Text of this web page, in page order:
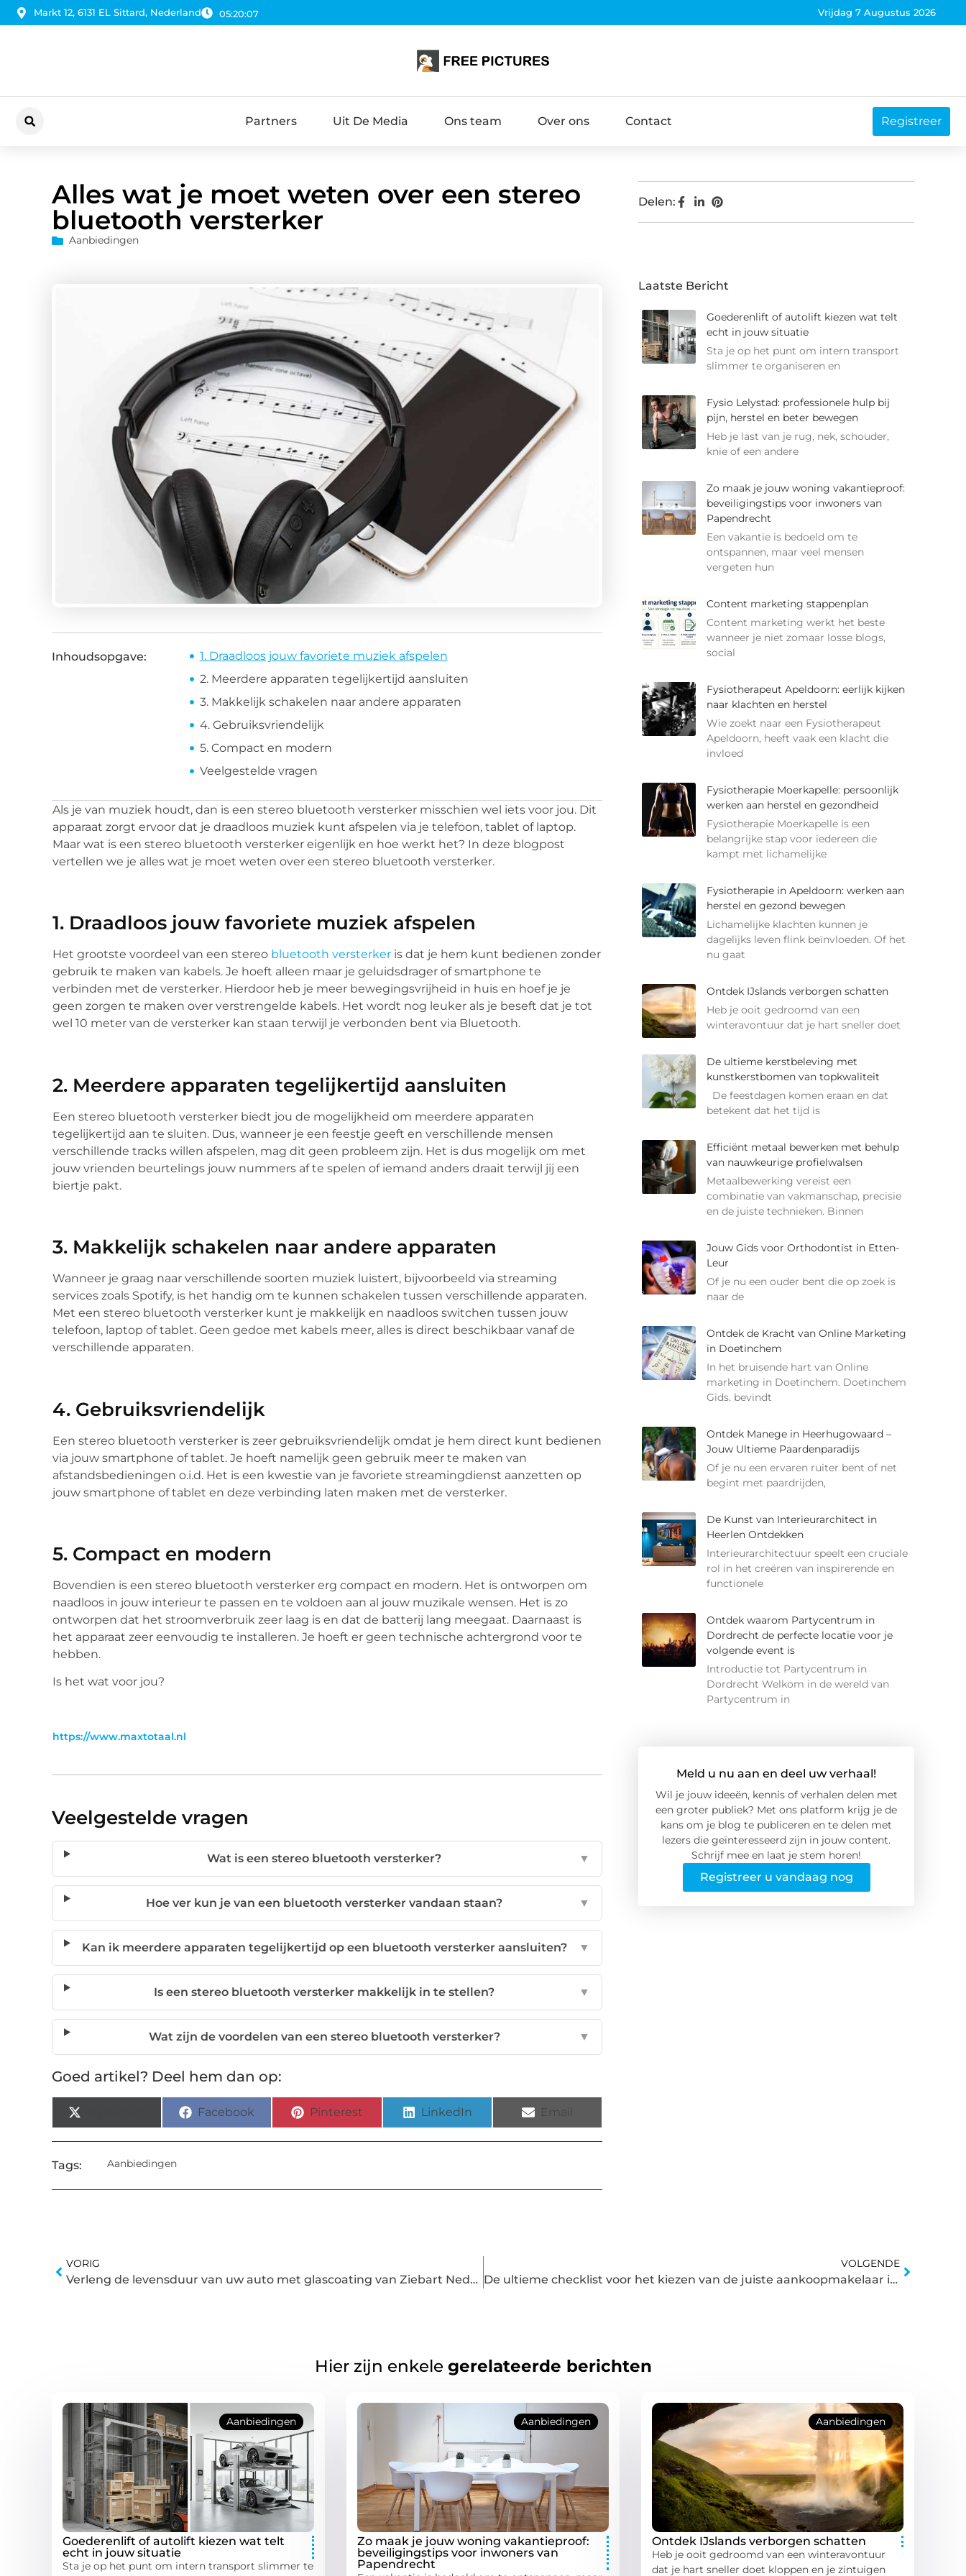
Markt 12, 6131 EL Sittard, Nederland 05:20:09 Vrijdag 7 Augustus 2026
Partners Uit De Media Ons team Over ons Contact Registreer
Alles wat je moet weten over een stereo
bluetooth versterker
Aanbiedingen
Inhoudsopgave:
1. Draadloos jouw favoriete muziek afspelen
2. Meerdere apparaten tegelijkertijd aansluiten
3. Makkelijk schakelen naar andere apparaten
4. Gebruiksvriendelijk
5. Compact en modern
Veelgestelde vragen
Als je van muziek houdt, dan is een stereo bluetooth versterker misschien wel iets voor jou. Dit
apparaat zorgt ervoor dat je draadloos muziek kunt afspelen via je telefoon, tablet of laptop.
Maar wat is een stereo bluetooth versterker eigenlijk en hoe werkt het? In deze blogpost
vertellen we je alles wat je moet weten over een stereo bluetooth versterker.
1. Draadloos jouw favoriete muziek afspelen
Het grootste voordeel van een stereo bluetooth versterker is dat je hem kunt bedienen zonder
gebruik te maken van kabels. Je hoeft alleen maar je geluidsdrager of smartphone te
verbinden met de versterker. Hierdoor heb je meer bewegingsvrijheid in huis en hoef je je
geen zorgen te maken over verstrengelde kabels. Het wordt nog leuker als je beseft dat je tot
wel 10 meter van de versterker kan staan terwijl je verbonden bent via Bluetooth.
2. Meerdere apparaten tegelijkertijd aansluiten
Een stereo bluetooth versterker biedt jou de mogelijkheid om meerdere apparaten
tegelijkertijd aan te sluiten. Dus, wanneer je een feestje geeft en verschillende mensen
verschillende tracks willen afspelen, mag dit geen probleem zijn. Het is dus mogelijk om met
jouw vrienden beurtelings jouw nummers af te spelen of iemand anders draait terwijl jij een
biertje pakt.
3. Makkelijk schakelen naar andere apparaten
Wanneer je graag naar verschillende soorten muziek luistert, bijvoorbeeld via streaming
services zoals Spotify, is het handig om te kunnen schakelen tussen verschillende apparaten.
Met een stereo bluetooth versterker kunt je makkelijk en naadloos switchen tussen jouw
telefoon, laptop of tablet. Geen gedoe met kabels meer, alles is direct beschikbaar vanaf de
verschillende apparaten.
4. Gebruiksvriendelijk
Een stereo bluetooth versterker is zeer gebruiksvriendelijk omdat je hem direct kunt bedienen
via jouw smartphone of tablet. Je hoeft namelijk geen gebruik meer te maken van
afstandsbedieningen o.i.d. Het is een kwestie van je favoriete streamingdienst aanzetten op
jouw smartphone of tablet en deze verbinding laten maken met de versterker.
5. Compact en modern
Bovendien is een stereo bluetooth versterker erg compact en modern. Het is ontworpen om
naadloos in jouw interieur te passen en te voldoen aan al jouw muzikale wensen. Het is zo
ontworpen dat het stroomverbruik zeer laag is en dat de batterij lang meegaat. Daarnaast is
het apparaat zeer eenvoudig te installeren. Je hoeft er geen technische achtergrond voor te
hebben.
Is het wat voor jou?
https://www.maxtotaal.nl
Veelgestelde vragen
Wat is een stereo bluetooth versterker? ▼
Hoe ver kun je van een bluetooth versterker vandaan staan? ▼
Kan ik meerdere apparaten tegelijkertijd op een bluetooth versterker aansluiten? ▼
Is een stereo bluetooth versterker makkelijk in te stellen? ▼
Wat zijn de voordelen van een stereo bluetooth versterker? ▼
Goed artikel? Deel hem dan op:
Facebook Pinterest LinkedIn
Tags: Aanbiedingen
Delen:
Laatste Bericht
Goederenlift of autolift kiezen wat telt
echt in jouw situatie
Sta je op het punt om intern transport
slimmer te organiseren en
Fysio Lelystad: professionele hulp bij
pijn, herstel en beter bewegen
Heb je last van je rug, nek, schouder,
knie of een andere
Zo maak je jouw woning vakantieproof:
beveiligingstips voor inwoners van
Papendrecht
Een vakantie is bedoeld om te
ontspannen, maar veel mensen
vergeten hun
Content marketing stappenplan
Content marketing werkt het beste
wanneer je niet zomaar losse blogs,
social
Fysiotherapeut Apeldoorn: eerlijk kijken
naar klachten en herstel
Wie zoekt naar een Fysiotherapeut
Apeldoorn, heeft vaak een klacht die
invloed
Fysiotherapie Moerkapelle: persoonlijk
werken aan herstel en gezondheid
Fysiotherapie Moerkapelle is een
belangrijke stap voor iedereen die
kampt met lichamelijke
Fysiotherapie in Apeldoorn: werken aan
herstel en gezond bewegen
Lichamelijke klachten kunnen je
dagelijks leven flink beïnvloeden. Of het
nu gaat
Ontdek IJslands verborgen schatten
Heb je ooit gedroomd van een
winteravontuur dat je hart sneller doet
De ultieme kerstbeleving met
kunstkerstbomen van topkwaliteit
De feestdagen komen eraan en dat
betekent dat het tijd is
Efficiënt metaal bewerken met behulp
van nauwkeurige profielwalsen
Metaalbewerking vereist een
combinatie van vakmanschap, precisie
en de juiste technieken. Binnen
Jouw Gids voor Orthodontist in Etten-
Leur
Of je nu een ouder bent die op zoek is
naar de
Ontdek de Kracht van Online Marketing
in Doetinchem
In het bruisende hart van Online
marketing in Doetinchem. Doetinchem
Gids. bevindt
Ontdek Manege in Heerhugowaard –
Jouw Ultieme Paardenparadijs
Of je nu een ervaren ruiter bent of net
begint met paardrijden,
De Kunst van Interieurarchitect in
Heerlen Ontdekken
Interieurarchitectuur speelt een cruciale
rol in het creëren van inspirerende en
functionele
Ontdek waarom Partycentrum in
Dordrecht de perfecte locatie voor je
volgende event is
Introductie tot Partycentrum in
Dordrecht Welkom in de wereld van
Partycentrum in
Meld u nu aan en deel uw verhaal!
Wil je jouw ideeën, kennis of verhalen delen met
een groter publiek? Met ons platform krijg je de
kans om je blog te publiceren en te delen met
lezers die geïnteresseerd zijn in jouw content.
Schrijf mee en laat je stem horen!
Registreer u vandaag nog
VORIG
Verleng de levensduur van uw auto met glascoating van Ziebart Nederland
VOLGENDE
De ultieme checklist voor het kiezen van de juiste aankoopmakelaar in Deventer
Hier zijn enkele gerelateerde berichten
Aanbiedingen
Goederenlift of autolift kiezen wat telt
echt in jouw situatie
Sta je op het punt om intern transport slimmer te
Aanbiedingen
Zo maak je jouw woning vakantieproof:
beveiligingstips voor inwoners van
Papendrecht
Aanbiedingen
Ontdek IJslands verborgen schatten
Heb je ooit gedroomd van een winteravontuur
dat je hart sneller doet kloppen en je zintuigen